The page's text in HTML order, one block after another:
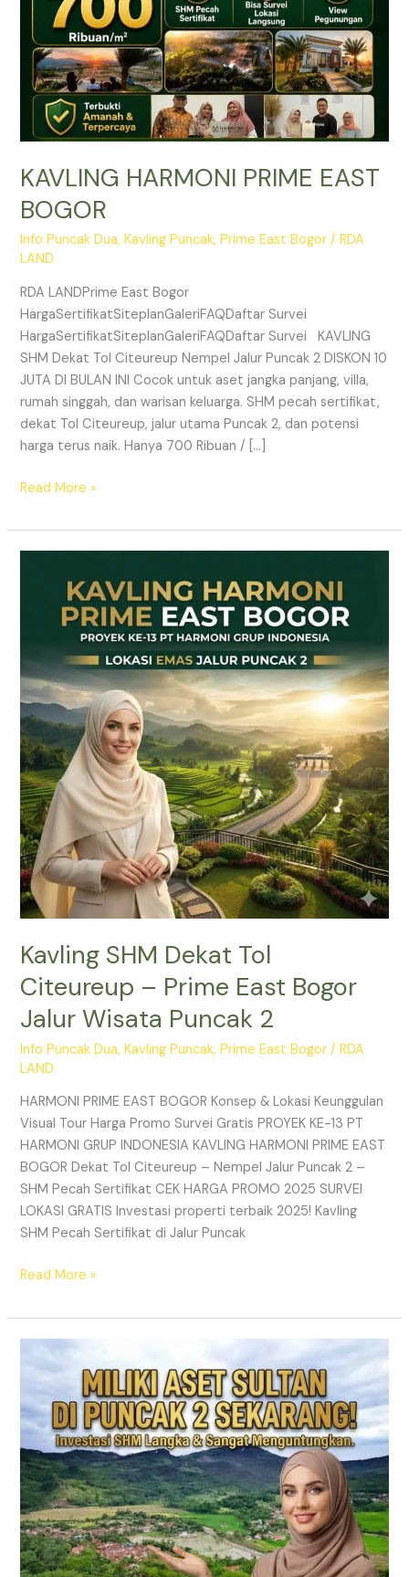
KAVLING HARMONI PRIME EAST
BOGOR
Info Puncak Dua,Kavling Puncak,Prime East Bogor /RDA
LAND
RDA LANDPrime East Bogor
HargaSertifikatSiteplanGaleriFAQDaftar Survei
HargaSertifikatSiteplanGaleriFAQDaftar Survei KAVLING
SHM Dekat Tol Citeureup Nempel Jalur Puncak 2 DISKON 10
JUTA DI BULAN INI Cocok untuk aset jangka panjang, villa,
rumah singgah, dan warisan keluarga. SHM pecah sertifikat,
dekat Tol Citeureup, jalur utama Puncak 2, dan potensi
harga terus naik. Hanya 700 Ribuan / […]
Read More »
Kavling SHM Dekat Tol
Citeureup – Prime East Bogor
Jalur Wisata Puncak 2
Info Puncak Dua,Kavling Puncak,Prime East Bogor /RDA
LAND
HARMONI PRIME EAST BOGOR Konsep & Lokasi Keunggulan
Visual Tour Harga Promo Survei Gratis PROYEK KE-13 PT
HARMONI GRUP INDONESIA KAVLING HARMONI PRIME EAST
BOGOR Dekat Tol Citeureup – Nempel Jalur Puncak 2 –
SHM Pecah Sertifikat CEK HARGA PROMO 2025 SURVEI
LOKASI GRATIS Investasi properti terbaik 2025! Kavling
SHM Pecah Sertifikat di Jalur Puncak
–
Prime
East
Bogor
Jalur
Wisata
Puncak
2
Read More »
EAST
BOGOR
KAVLING
VILLA
JALUR
PUNCAK
2
DEKAT
TOL